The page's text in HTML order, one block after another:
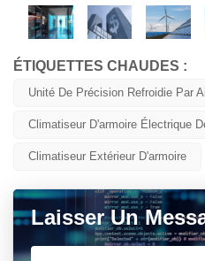
ÉTIQUETTES CHAUDES :
Unité De Précision Refroidie Par
Climatiseur D'armoire Électrique
Climatiseur Extérieur D'armoire
Laisser Un